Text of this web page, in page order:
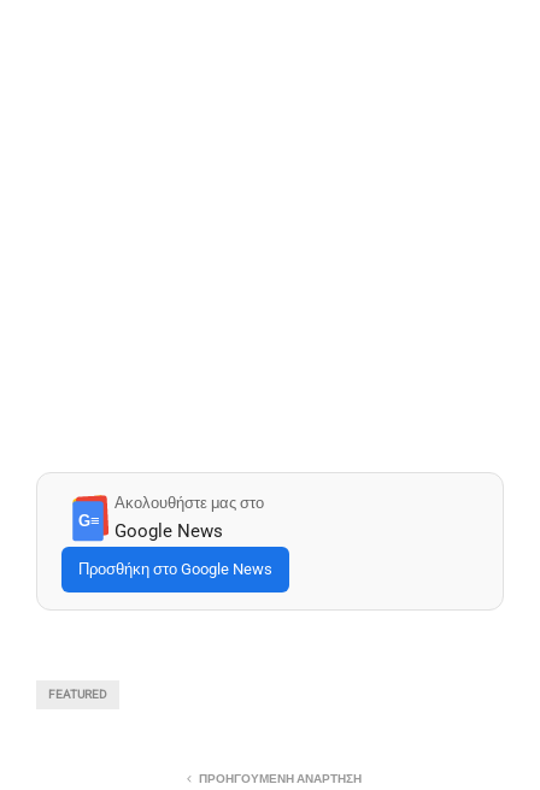
G≡
Ακολουθήστε μας στο
Google News
Προσθήκη στο Google News
FEATURED
ΠΡΟΗΓΟΎΜΕΝΗ ΑΝΆΡΤΗΣΗ